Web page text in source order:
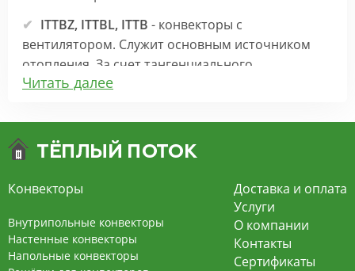
ITTBZ, ITTBL, ITTB - конвекторы с
вентилятором. Служит основным источником
отопления. За счет тангенциального
вентилятора 220В создает принудительную
помещения большей площади.
Минимальная высота конвектора 70 мм
Особенности:
ITTZ и ITTBZ- бюджетные модели.
Короб с теплообменником окрашен порошковой
краской в серый цвет с алюминиевой тонкой
Читать далее
Конвекторы
Внутрипольные конвекторы
Настенные конвекторы
Напольные конвекторы
Доставка и оплата
Услуги
О компании
Контакты
Сертификаты